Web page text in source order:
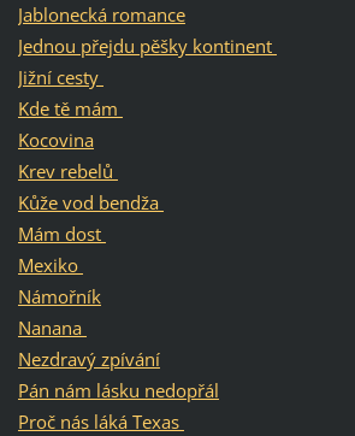
Jablonecká romance
Jednou přejdu pěšky kontinent
Jižní cesty
Kde tě mám
Kocovina
Krev rebelů
Kůže vod bendža
Mám dost
Mexiko
Námořník
Nanana
Nezdravý zpívání
Pán nám lásku nedopřál
Proč nás láká Texas